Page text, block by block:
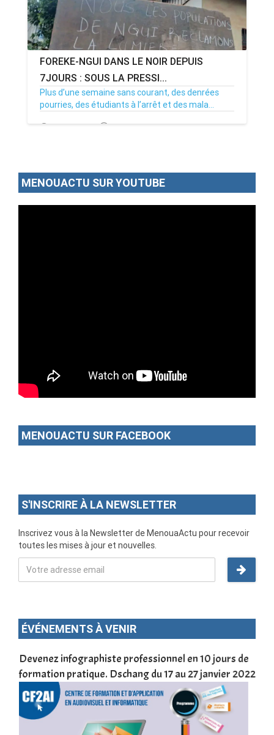
FOREKE-NGUI DANS LE NOIR DEPUIS
7JOURS : SOUS LA PRESSI...
Plus d’une semaine sans courant, des denrées
pourries, des étudiants à l’arrêt et des mala...
02/07/26 Par MenouActu 0
MENOUACTU SUR YOUTUBE
MENOUACTU SUR FACEBOOK
S'INSCRIRE À LA NEWSLETTER
Inscrivez vous à la Newsletter de MenouaActu pour recevoir
toutes les mises à jour et nouvelles.
ÉVÉNEMENTS À VENIR
Devenez infographiste professionnel en 10 jours de
formation pratique. Dschang du 17 au 27 janvier 2022